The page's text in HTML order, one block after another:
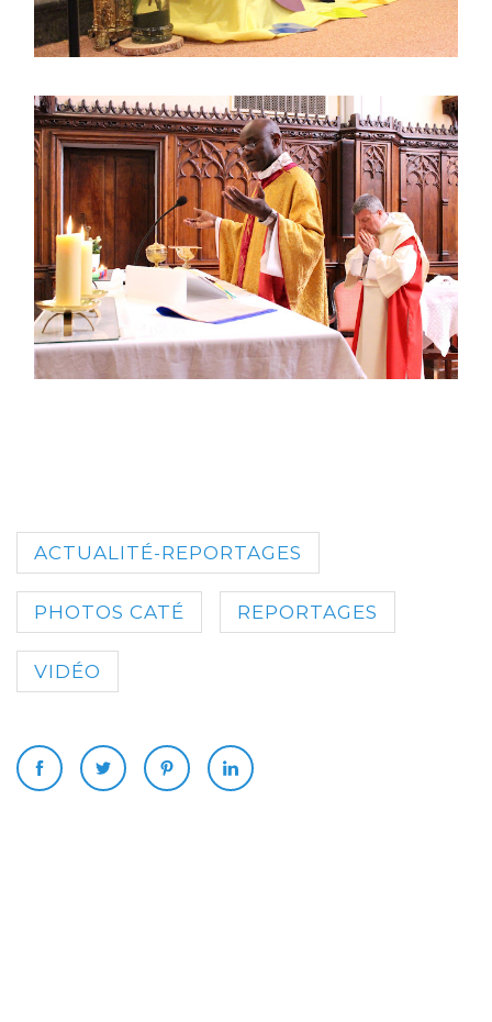
ACTUALITÉ-REPORTAGES
PHOTOS CATÉ REPORTAGES
VIDÉO